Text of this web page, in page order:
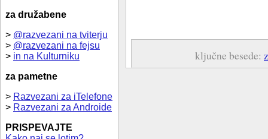
za družabene
> @razvezani na tviterju
> @razvezani na fejsu
> in na Kulturniku
za pametne
> Razvezani za iTelefone
> Razvezani za Androide
PRISPEVAJTE
ključne besede: